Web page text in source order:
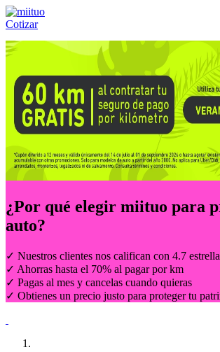
Cotizar
Llámanos al:(55) 84-21-05-00 ó
¿Por qué elegir miituo para
auto?
✓ Nuestros clientes nos califican con 4.7
✓ Ahorras hasta el 70% al pagar por km
✓ Pagas al mes y cancelas cuando quieras
✓ Obtienes un precio justo para proteger tu